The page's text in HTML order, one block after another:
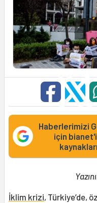
Haberlerimizi
için
İklim krizi, Türkiye’de,